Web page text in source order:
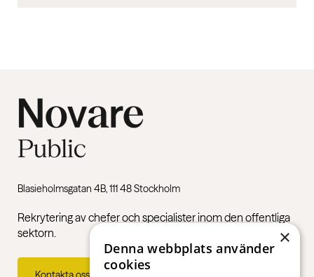
Blasieholmsgatan 4B, 111 48 Stockholm
Rekrytering av chefer och specialister inom den offentliga
sektorn.
×
Denna webbplats använder
cookies